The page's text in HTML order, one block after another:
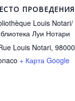
ПРОВЕДЕНИЯ
Louis Notari/
Луи Нотари
Louis Notari, 98000
+ Карта Google